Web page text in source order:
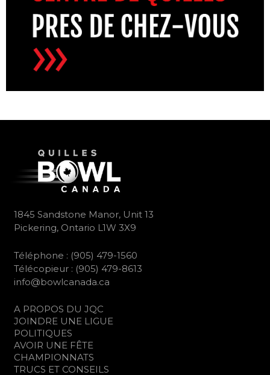
1845 Sandstone Manor, Unit 13
Pickering, Ontario L1W 3X9
Téléphone : (905) 479-1560
Télécopieur : (905) 479-8613
info@bowlcanada.ca
A PROPOS DU JQC
JOINDRE UNE LIGUE
POLITIQUES
AVOIR UNE FÊTE
CHAMPIONNATS
TRUCS ET CONSEILS